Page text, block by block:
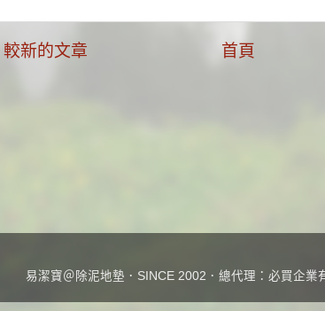
較新的文章 首頁
易潔寶＠除泥地墊．SINCE 2002．總代理：必買企